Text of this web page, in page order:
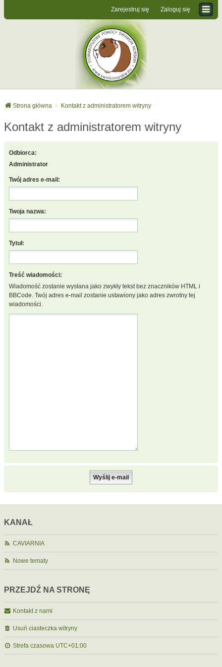
Zaloguj się
Zarejestruj się
Strona główna Kontakt z administratorem witryny
Kontakt z administratorem witryny
Odbiorca:
Administrator
Twój adres e-mail:
Twoja nazwa:
Tytuł:
Treść wiadomości:
Wiadomość zostanie wysłana jako zwykły tekst bez znaczników HTML i
BBCode. Twój adres e-mail zostanie ustawiony jako adres zwrotny tej
wiadomości.
KANAŁ
CAVIARNIA
Nowe tematy
PRZEJDŹ NA STRONĘ
Kontakt z nami
Usuń ciasteczka witryny
Strefa czasowa UTC+01:00